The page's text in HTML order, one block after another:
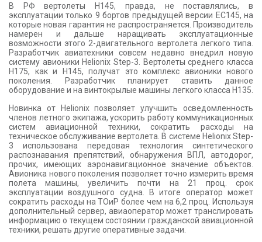
В РФ вертолеты Н145, правда, не поставлялись, в
эксплуатации только 9 бортов предыдущей версии ЕС145, на
которые новая гарантия не распространяется. Производитель
намерен и дальше наращивать эксплуатационные
возможности этого 2-двигательного вертолета легкого типа.
Разработчик авиатехники совсем недавно внедрил новую
систему авионики Helionix Step-3. Вертолеты среднего класса
H175, как и Н145, получат это комплекс авионики нового
поколения. Разработчик планирует ставить данное
оборудование и на винтокрылые машины легкого класса Н135.
Новинка от Helionix позволяет улучшить осведомленность
членов летного экипажа, ускорить работу коммуникационных
систем авиационной техники, сократить расходы на
техническое обслуживание вертолета. В системе Helionix Step-
3 использована передовая технология синтетического
распознавания препятствий, обнаружения ВПЛ, автодорог,
прочих, имеющих аэронавигационное значение объектов.
Авионика нового поколения позволяет точно измерить время
полета машины, увеличить почти на 21 проц. срок
эксплуатации воздушного судна. В итоге оператор может
сократить расходы на ТОиР более чем на 6,2 проц. Используя
дополнительный сервер, авиаоператор может транслировать
информацию о текущем состоянии гражданской авиационной
техники, решать другие оперативные задачи.